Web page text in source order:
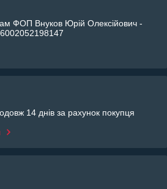
ФОП Внуков Юрій Олексійович -
14 днів за рахунок покупця